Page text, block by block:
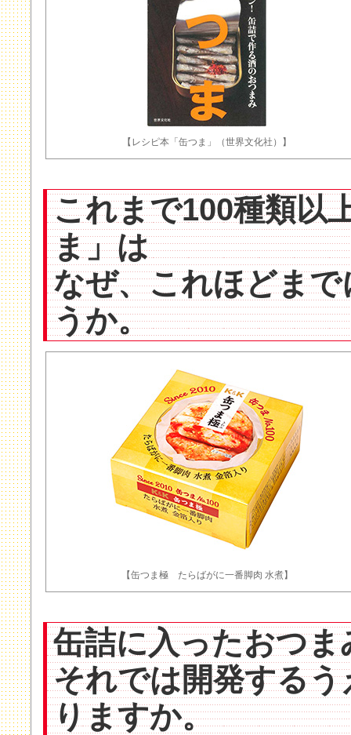
【レシピ本「缶つま」（世界文化社）】
これまで100種類以
ま」は
なぜ、これほどま
うか。
【缶つま極 たらばがに一番脚肉 水煮】
缶詰に入ったおつ
それでは開発する
りますか。